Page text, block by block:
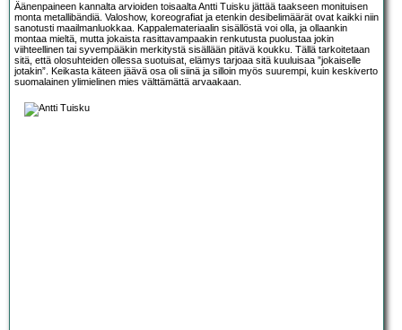
Äänenpaineen kannalta arvioiden toisaalta Antti Tuisku jättää taakseen monituisen
monta metallibändiä. Valoshow, koreografiat ja etenkin desibelimäärät ovat kaikki niin
sanotusti maailmanluokkaa. Kappalemateriaalin sisällöstä voi olla, ja ollaankin
montaa mieltä, mutta jokaista rasittavampaakin renkutusta puolustaa jokin
viihteellinen tai syvempääkin merkitystä sisällään pitävä koukku. Tällä tarkoitetaan
sitä, että olosuhteiden ollessa suotuisat, elämys tarjoaa sitä kuuluisaa ”jokaiselle
jotakin”. Keikasta käteen jäävä osa oli siinä ja silloin myös suurempi, kuin keskiverto
suomalainen ylimielinen mies välttämättä arvaakaan.